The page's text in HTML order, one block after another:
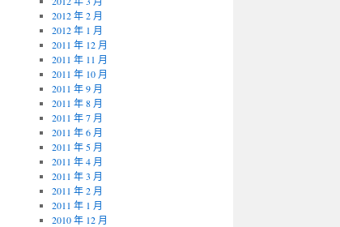
2012 年 2 月
2012 年 1 月
2011 年 12 月
2011 年 11 月
2011 年 10 月
2011 年 9 月
2011 年 8 月
2011 年 7 月
2011 年 6 月
2011 年 5 月
2011 年 4 月
2011 年 3 月
2011 年 2 月
2011 年 1 月
2010 年 12 月